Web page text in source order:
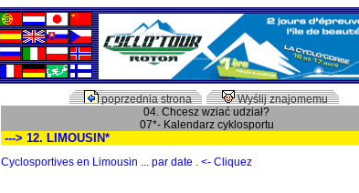
poprzednia strona
Wyślij znajomemu
04. Chcesz wziać udział?
07*- Kalendarz cyklosportu
---> 12. LIMOUSIN*
Cyclosportives en Limousin ... par date . <- Cliquez